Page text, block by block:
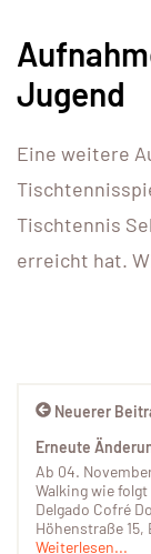
Jugend
Eine weitere
Tischtennis
erreicht hat.
Neuerer
Erneute
Ab 04.
Walking wie
Delgado Cofré
Höhenstraße
Weiterlesen...